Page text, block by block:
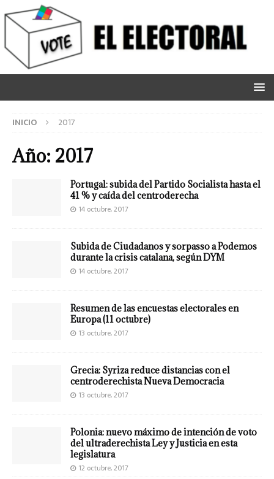
INICIO 2017
Año:2017
Portugal: subida del Partido Socialista hasta el
41 % y caída del centroderecha
14 octubre, 2017
Subida de Ciudadanos y sorpasso a Podemos
durante la crisis catalana, según DYM
14 octubre, 2017
Resumen de las encuestas electorales en
Europa (11 octubre)
13 octubre, 2017
Grecia: Syriza reduce distancias con el
centroderechista Nueva Democracia
13 octubre, 2017
Polonia: nuevo máximo de intención de voto
del ultraderechista Ley y Justicia en esta
legislatura
12 octubre, 2017